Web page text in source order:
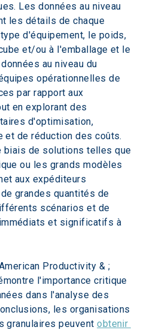
Les données au niveau
les détails de chaque
d'équipement, le poids,
et/ou à l'emballage et le
au niveau du
opérationnelles de
par rapport aux
en explorant des
d'optimisation,
et de réduction des coûts.
biais de solutions telles que
ou les grands modèles
aux expéditeurs
grandes quantités de
scénarios et de
et significatifs à
Productivity & ;
l'importance critique
dans l'analyse des
les organisations
granulaires peuvent obtenir